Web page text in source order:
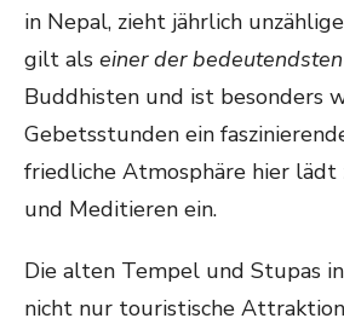
in Nepal, zieht jährlich
gilt als einer der
Buddhisten und ist besonders
Gebetsstunden ein
friedliche Atmosphäre hier
und Meditieren ein.
Die alten Tempel und Stupas
nicht nur touristische